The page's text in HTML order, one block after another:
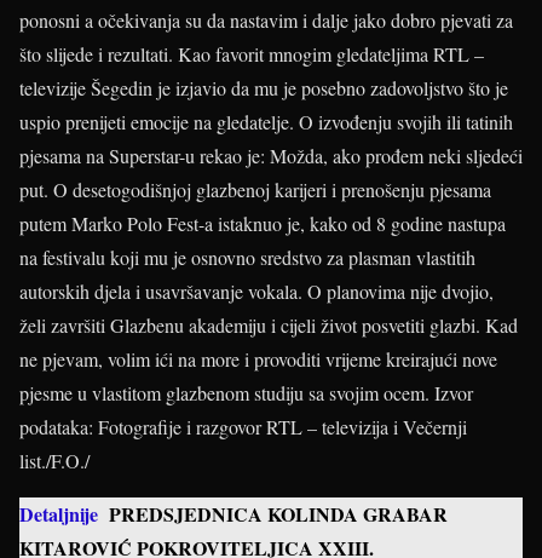
ponosni a očekivanja su da nastavim i dalje jako dobro pjevati za
što slijede i rezultati. Kao favorit mnogim gledateljima RTL –
televizije Šegedin je izjavio da mu je posebno zadovoljstvo što je
uspio prenijeti emocije na gledatelje. O izvođenju svojih ili tatinih
pjesama na Superstar-u rekao je: Možda, ako prođem neki sljedeći
put. O desetogodišnjoj glazbenoj karijeri i prenošenju pjesama
putem Marko Polo Fest-a istaknuo je, kako od 8 godine nastupa
na festivalu koji mu je osnovno sredstvo za plasman vlastitih
autorskih djela i usavršavanje vokala. O planovima nije dvojio,
želi završiti Glazbenu akademiju i cijeli život posvetiti glazbi. Kad
ne pjevam, volim ići na more i provoditi vrijeme kreirajući nove
pjesme u vlastitom glazbenom studiju sa svojim ocem. Izvor
podataka: Fotografije i razgovor RTL – televizija i Večernji
list./F.O./
Detaljnije PREDSJEDNICA KOLINDA GRABAR
KITAROVIĆ POKROVITELJICA XXIII.